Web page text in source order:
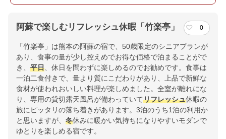
阿蘇で楽しむリフレッシュ休暇「竹楽亭」 0
「竹楽亭」は熊本の阿蘇の宿で、50歳限定のシニアプランが
あり、食事の量が少し控えめでお得な価格で泊まることがで
き、 平日 、休日を問わずに楽しめるのでお勧めです。食事は
一泊二食付きで、量より質にこだわりがあり、上品で新鮮な
食材が使われおいしい料理が楽しめました。全室が離れにな
り、専用の貸切露天風呂が備わっていてリフレッシュ休暇の
旅にピッタリの落ち着きがあります。3泊のうち1泊の利用か
と思いますが、 冬休みに暖かい気持ちになりやすいモダンで
ゆとりを楽しめる宿です。